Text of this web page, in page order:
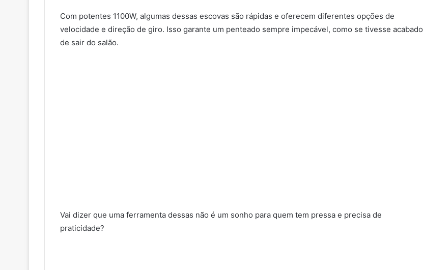
Com potentes 1100W, algumas dessas escovas são rápidas e oferecem diferentes opções de
velocidade e direção de giro. Isso garante um penteado sempre impecável, como se tivesse acabado
de sair do salão.
Vai dizer que uma ferramenta dessas não é um sonho para quem tem pressa e precisa de
praticidade?